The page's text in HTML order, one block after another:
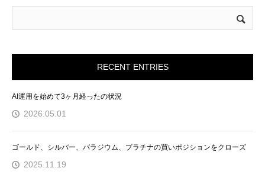
RECENT ENTRIES
AI運用を始めて3ヶ月経ったの状況
2026.05.01
ゴールド、シルバー、パラジウム、プラチナの買いポジションをクローズ
2025.11.19